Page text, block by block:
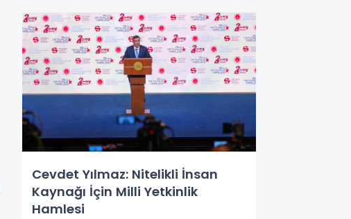
Cevdet Yılmaz: Nitelikli İnsan
Kaynağı İçin Milli Yetkinlik
Hamlesi